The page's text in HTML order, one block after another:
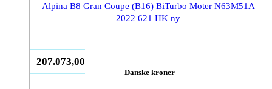
Alpina B8 Gran Coupe (B16) BiTurbo Moter N63M51A
2022 621 HK ny
207.073,00
Danske kroner